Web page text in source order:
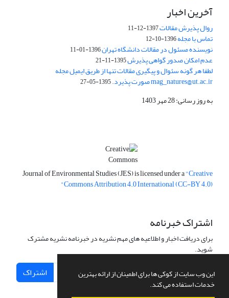
این وب سایت از کوکی ها برای اطمینان از ارائه بهترین
خدمات استفاده می کند.
آخرین اخبار
روال پذیرش مقالات1397-12-11
تماس با مجله1396-10-12
نویسنده مسئول در مقالات دانشگاه تهران1396-01-11
عدم امکان صدور گواهی پذیرش1395-11-21
لطفا هر گونه سئوال و پیگیری مقالات تنها از طریق ایمیل مجله
mag_natures@ut.ac.ir صورت پذیرد. 1395-05-27
به روز رسانی: 28 مهر 1403
Journal of Environmental Studies (JES) is licensed under a"Creative
Commons Attribution 4.0 International (CC-BY 4.0)"
اشتراک خبرنامه
برای دریافت اخبار و اطلاعیه های مهم نشریه در خبرنامه نشریه مشترک
شوید.
اشتراک